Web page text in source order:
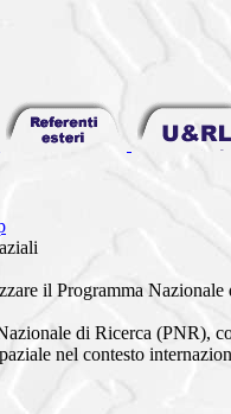
il Programma
di Ricerca (PNR),
nel contesto